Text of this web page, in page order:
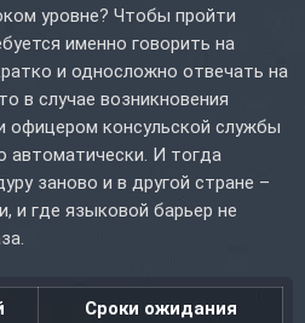
уровне? Чтобы пройти
именно говорить на
и односложно отвечать на
в случае возникновения
офицером консульской службы
автоматически. И тогда
заново и в другой стране –
и где языковой барьер не
Сроки ожидания